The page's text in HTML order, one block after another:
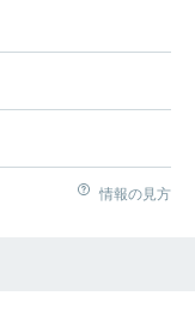
情報の見方